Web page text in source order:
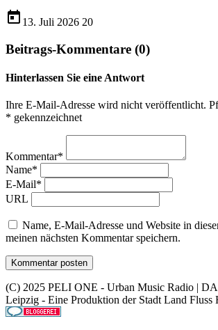
today 13. Juli 2026 20
Beitrags-Kommentare (0)
Hinterlassen Sie eine Antwort
Ihre E-Mail-Adresse wird nicht veröffentlicht.
* gekennzeichnet
Kommentar*
Name*
E-Mail*
URL
Name, E-Mail-Adresse und Website in
meinen nächsten Kommentar speichern.
(C) 2025 PELI ONE - Urban Music Radio |
Leipzig - Eine Produktion der Stadt Land